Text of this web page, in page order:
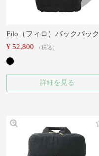
Filo（フィロ）バックパック
¥ 52,800 税込
詳細を見る